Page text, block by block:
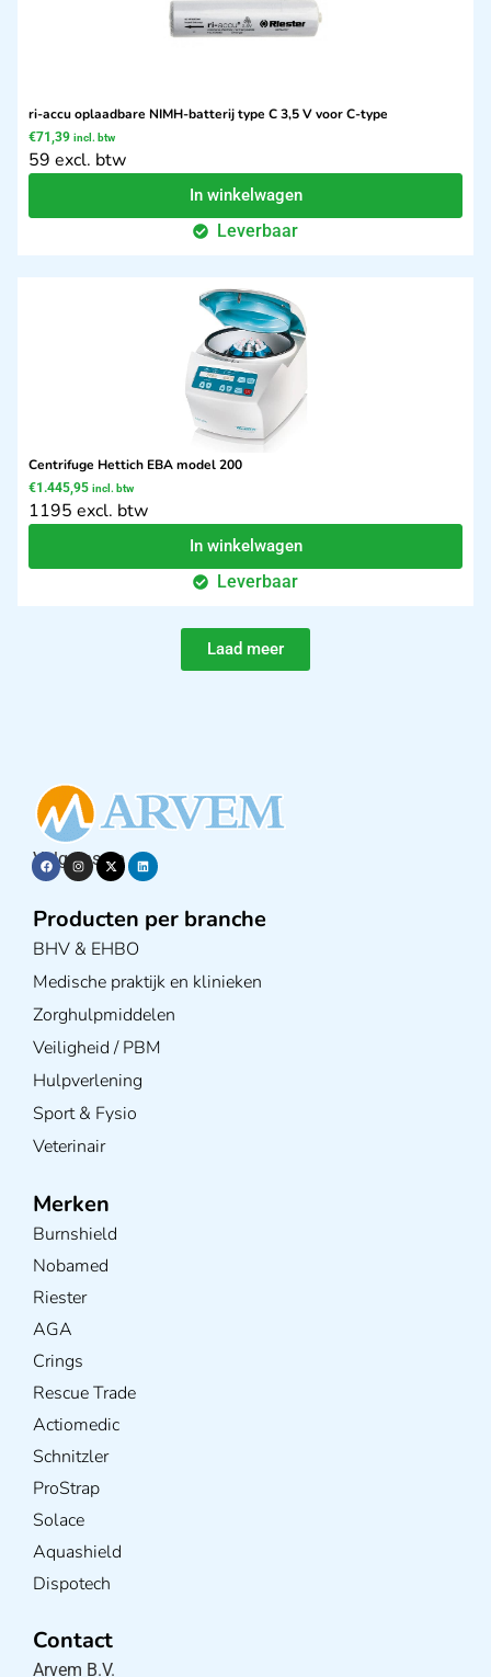
ri-accu oplaadbare NIMH-batterij type C 3,5 V voor C-type
€71,39 incl. btw
59 excl. btw
In winkelwagen
Leverbaar
Centrifuge Hettich EBA model 200
€1.445,95 incl. btw
1195 excl. btw
In winkelwagen
Leverbaar
Laad meer
Volg ons op
Producten per branche
BHV & EHBO
Medische praktijk en klinieken
Zorghulpmiddelen
Veiligheid / PBM
Hulpverlening
Sport & Fysio
Veterinair
Merken
Burnshield
Nobamed
Riester
AGA
Crings
Rescue Trade
Actiomedic
Schnitzler
ProStrap
Solace
Aquashield
Dispotech
Contact
Arvem B.V.